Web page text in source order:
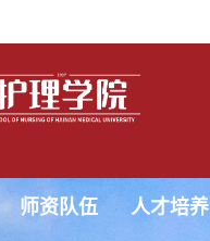
师资队伍 人才培养